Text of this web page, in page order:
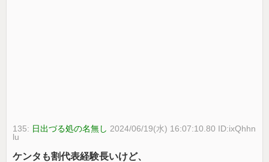
135: 日出づる処の名無し 2024/06/19(水) 16:07:10.80 ID:ixQhhn
lu
ケンタも割代表経験長いけど、